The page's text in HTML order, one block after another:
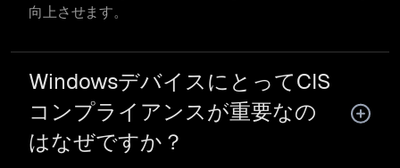
向上させます。
WindowsデバイスにとってCIS
コンプライアンスが重要なの
はなぜですか？